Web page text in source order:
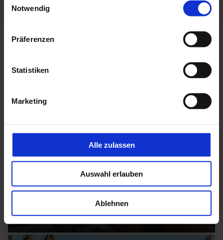
Notwendig
Präferenzen
Statistiken
Marketing
Alle zulassen
Auswahl erlauben
Ablehnen
Nachhaltige Förderangebote für
ENEO